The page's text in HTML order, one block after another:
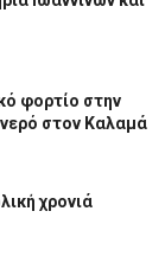
φορτίο στην
στον Καλαμά
χρονιά